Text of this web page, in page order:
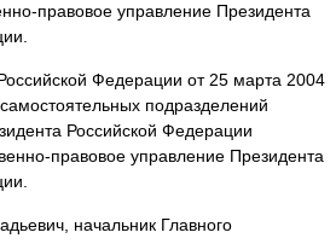
правовое управление Президента
Федерации от 25 марта 2004
подразделений
Российской Федерации
правовое управление Президента
начальник Главного